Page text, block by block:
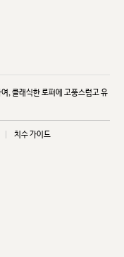
, 클래식한 로퍼에 고풍스럽고 유
치수 가이드